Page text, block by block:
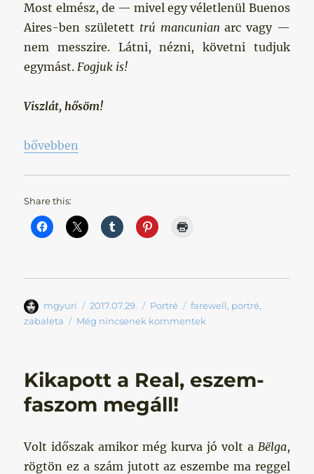
Most elmész, de — mivel egy véletlenül Buenos
Aires-ben született trú mancunian arc vagy —
nem messzire. Látni, nézni, követni tudjuk
egymást.Fogjuk is!
Viszlát, hősöm!
„My Hero”
bővebben
Share this:
Szerző
mgyuri Közzétéve
2017.07.29. Kategória
Portré Címke
farewell, portré,
zabaleta
Még nincsenek kommentek
Kikapott a Real, eszem-
faszom megáll!
Volt időszak amikor még kurva jó volt a Bëlga,
rögtön ez a szám jutott az eszembe ma reggel